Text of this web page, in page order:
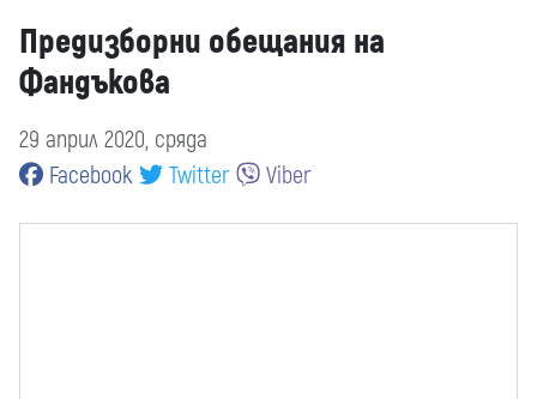
Предизборни обещания на
Фандъкова
29 април 2020, сряда
Facebook
Twitter Viber